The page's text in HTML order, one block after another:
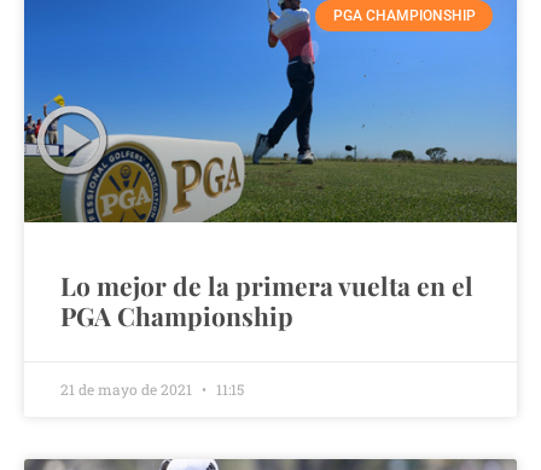
PGA CHAMPIONSHIP
Lo mejor de la primera vuelta en el
PGA Championship
21 de mayo de 2021 11:15